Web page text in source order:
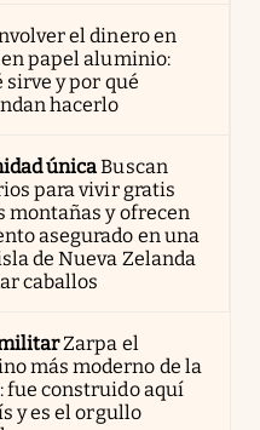
el dinero en
papel aluminio:
sirve y por qué
hacerlo
únicaBuscan
para vivir gratis
montañas y ofrecen
asegurado en una
de Nueva Zelanda
caballos
Zarpa el
más moderno de la
fue construido aquí
y es el orgullo